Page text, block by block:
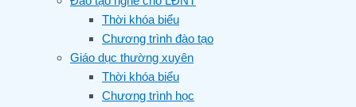
Thời khóa biểu
Chương trình đào tạo
Giáo dục thường xuyên
Thời khóa biểu
Chương trình học